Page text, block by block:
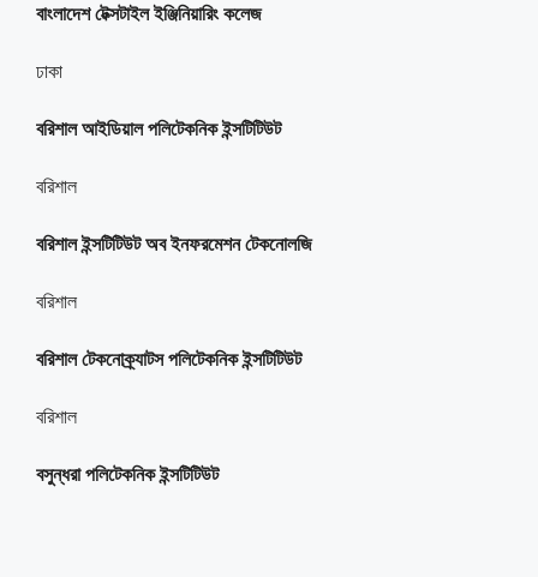
বাংলাদেশ টেক্সটাইল ইঞ্জিনিয়ারিং কলেজ
ঢাকা
বরিশাল আইডিয়াল পলিটেকনিক ইন্সটিটিউট
বরিশাল
বরিশাল ইন্সটিটিউট অব ইনফরমেশন টেকনোলজি
বরিশাল
বরিশাল টেকনোক্র্যাটস পলিটেকনিক ইন্সটিটিউট
বরিশাল
বসুন্ধরা পলিটেকনিক ইন্সটিটিউট